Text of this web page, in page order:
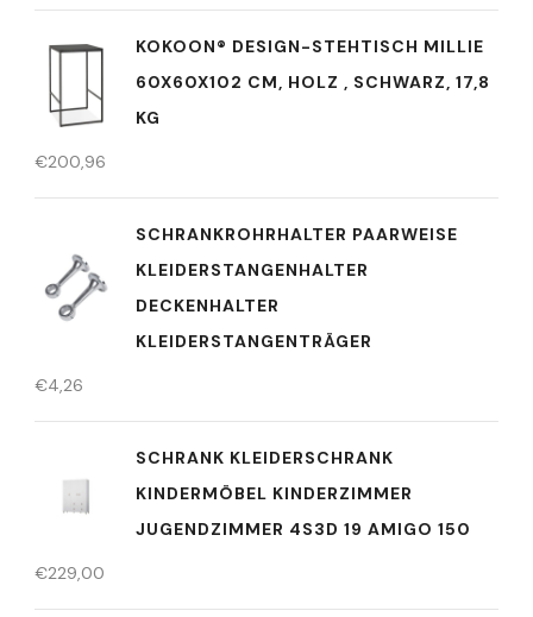
KOKOON® DESIGN-STEHTISCH MILLIE
60X60X102 CM, HOLZ , SCHWARZ, 17,8
KG
€200,96
SCHRANKROHRHALTER PAARWEISE
KLEIDERSTANGENHALTER
DECKENHALTER
KLEIDERSTANGENTRÄGER
€4,26
SCHRANK KLEIDERSCHRANK
KINDERMÖBEL KINDERZIMMER
JUGENDZIMMER 4S3D 19 AMIGO 150
€229,00